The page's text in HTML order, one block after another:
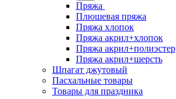
Пряжа
Плюшевая пряжа
Пряжа хлопок
Пряжа акрил+хлопок
Пряжа акрил+полиэстер
Пряжа акрил+шерсть
Шпагат джутовый
Пасхальные товары
Товары для праздника